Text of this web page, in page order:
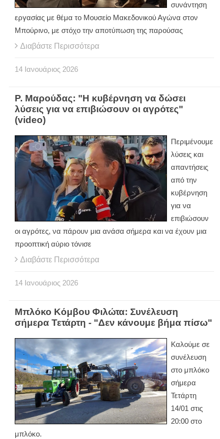
συνάντηση
εργασίας με θέμα το Μουσείο Μακεδονικού Αγώνα στον
Μπούρινο, με στόχο την αποτύπωση της παρούσας
Διαβάστε Περισσότερα
14 Ιανουάριος 2026
Ρ. Μαρούδας: "Η κυβέρνηση να δώσει
λύσεις για να επιβιώσουν οι αγρότες"
(video)
Περιμένουμε
λύσεις και
απαντήσεις
από την
κυβέρνηση
για να
επιβιώσουν
οι αγρότες, να πάρουν μια ανάσα σήμερα και να έχουν μια
προοπτική αύριο τόνισε
Διαβάστε Περισσότερα
14 Ιανουάριος 2026
Μπλόκο Κόμβου Φιλώτα: Συνέλευση
σήμερα Τετάρτη - "Δεν κάνουμε βήμα πίσω"
Καλούμε σε
συνέλευση
στο μπλόκο
σήμερα
Τετάρτη
14/01 στις
20:00 στο
μπλόκο.